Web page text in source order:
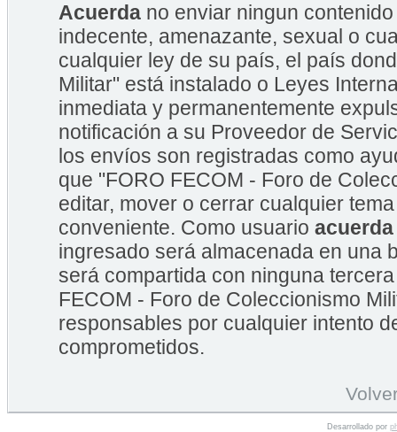
Acuerda no enviar ningun
indecente, amenazante, sexual o
cualquier ley de su país, el país
Militar" está instalado o Leyes
inmediata y permanentemente
notificación a su Proveedor de
los envíos son registradas como
que "FORO FECOM - Foro de
editar, mover o cerrar cualquier
conveniente. Como usuario acuerda
ingresado será almacenada en una
será compartida con ninguna
FECOM - Foro de Coleccionismo
responsables por cualquier intento
comprometidos.
Desarrollado por